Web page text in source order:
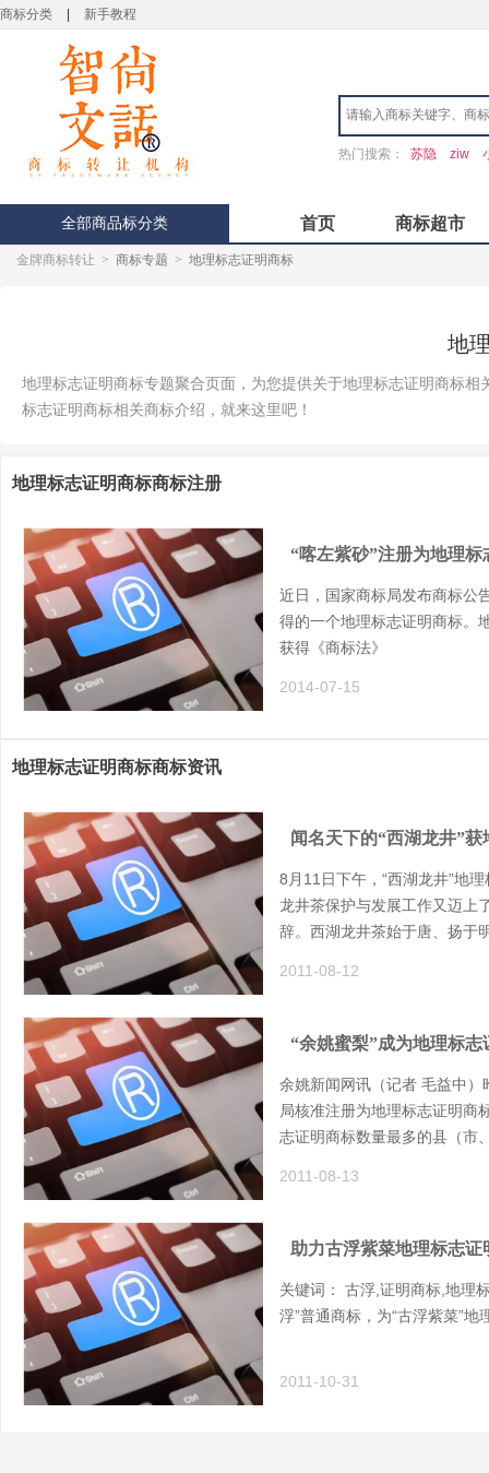
商标分类 新手教程
热门搜索： 苏隐 ziw
全部商品标分类 首页 商标超市
金牌商标转让 > 商标专题 > 地理标志证明商标
地
地理标志证明商标专题聚合页面，为您提供关于地理标志证明商标
标志证明商标相关商标介绍，就来这里吧！
地理标志证明商标商标注册
“喀左紫砂”注册为地理标
近日，国家商标局发布商标公
得的一个地理标志证明商标。
获得《商标法》
2014-07-15
地理标志证明商标商标资讯
闻名天下的“西湖龙井”
8月11日下午，“西湖龙井”地
龙井茶保护与发展工作又迈上
辞。西湖龙井茶始于唐、扬于
2011-08-12
“余姚蜜梨”成为地理标志
余姚新闻网讯（记者 毛益中）
局核准注册为地理标志证明商
志证明商标数量最多的县（市
2011-08-13
助力古浮紫菜地理标志证
关键词： 古浮,证明商标,地理
浮”普通商标，为“古浮紫菜”
2011-10-31